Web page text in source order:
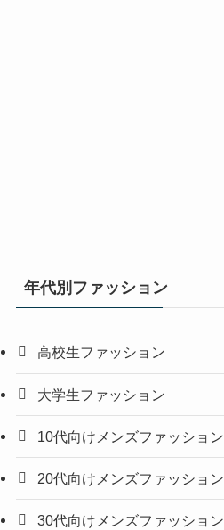
年代別ファッション
高校生ファッション
大学生ファッション
10代向けメンズファッション
20代向けメンズファッション
30代向けメンズファッション